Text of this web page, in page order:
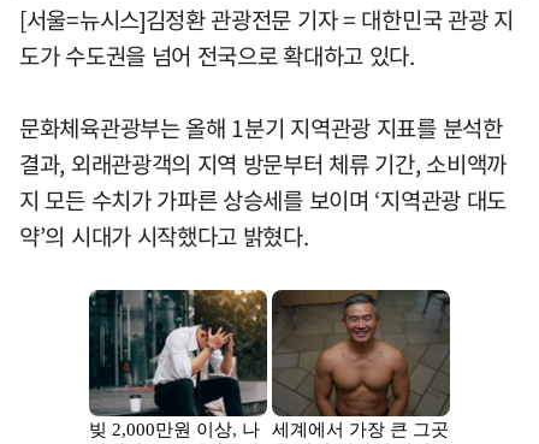
[서울=뉴시스]김정환 관광전문 기자 = 대한민국 관광 지
도가 수도권을 넘어 전국으로 확대하고 있다.
문화체육관광부는 올해 1분기 지역관광 지표를 분석한
결과, 외래관광객의 지역 방문부터 체류 기간, 소비액까
지 모든 수치가 가파른 상승세를 보이며 ‘지역관광 대도
약’의 시대가 시작했다고 밝혔다.